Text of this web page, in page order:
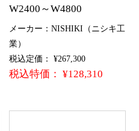
W2400～W4800
メーカー：NISHIKI（ニシキ工
業）
税込定価： ¥267,300
税込特価： ¥128,310